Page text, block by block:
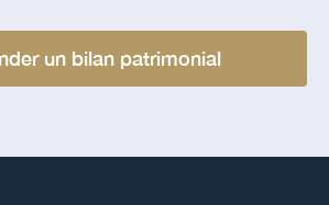
un bilan patrimonial